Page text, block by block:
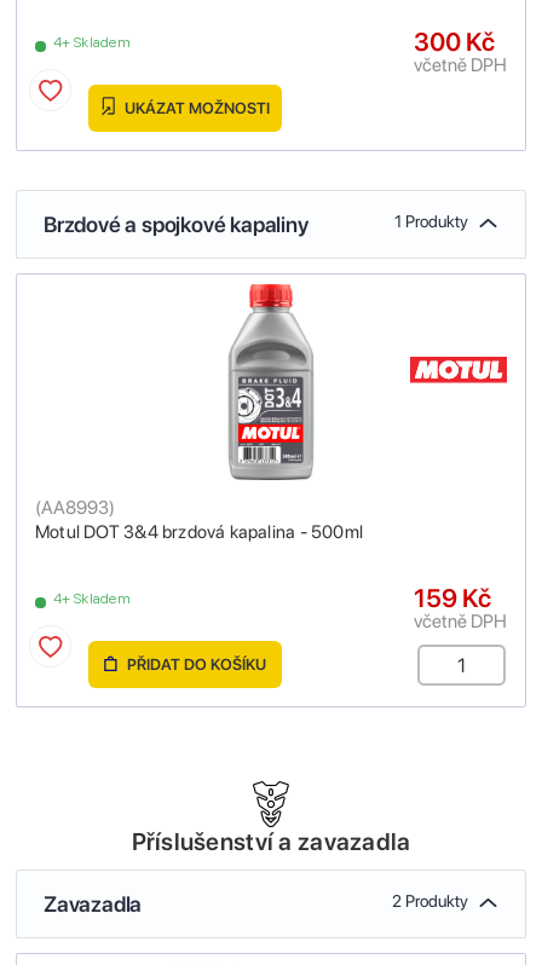
4+ Skladem 300 Kč
včetně DPH
UKÁZAT MOŽNOSTI
Brzdové a spojkové kapaliny 1 Produkty
Motul DOT 3&4 brzdová kapalina - 500ml
(AA8993)
4+ Skladem 159 Kč
včetně DPH
PŘIDAT DO KOŠÍKU
Příslušenství a zavazadla
Zavazadla 2 Produkty